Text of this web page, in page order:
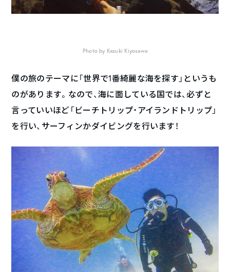
Photo by Kazuki Kiyosawa
僕の旅のテーマに「世界で1番綺麗な海を探す」というも
のがあります。なので、海に面している国では、必ずと
言っていいほど「ビーチトリップ・アイランドトリップ」
を行い、サーフィンかダイビングを行います！